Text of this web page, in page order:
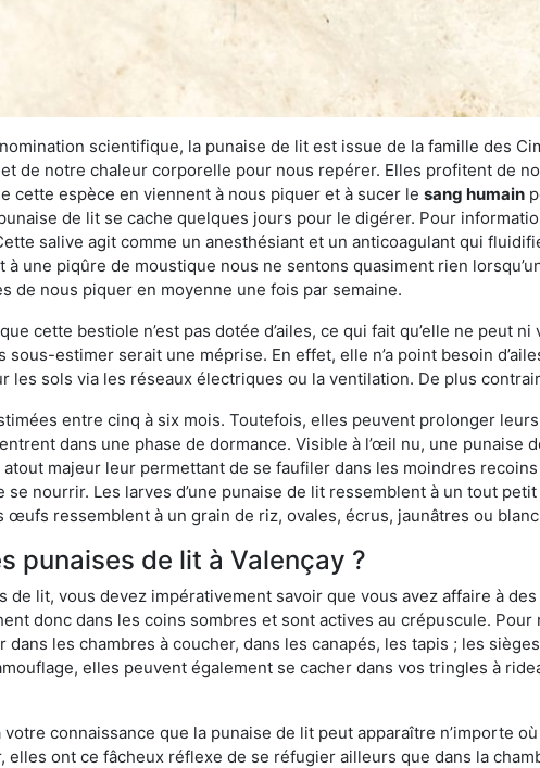
scientifique, la punaise de lit est issue de la famille des
de notre chaleur corporelle pour nous repérer. Elles profitent de
cette espèce en viennent à nous piquer et à sucer le sang humain
de lit se cache quelques jours pour le digérer. Pour
salive agit comme un anesthésiant et un anticoagulant qui
une piqûre de moustique nous ne sentons quasiment rien
de nous piquer en moyenne une fois par semaine.
cette bestiole n’est pas dotée d’ailes, ce qui fait qu’elle ne peut
estimer serait une méprise. En effet, elle n’a point besoin
les sols via les réseaux électriques ou la ventilation. De plus
entre cinq à six mois. Toutefois, elles peuvent prolonger
dans une phase de dormance. Visible à l’œil nu, une
majeur leur permettant de se faufiler dans les moindres
nourrir. Les larves d’une punaise de lit ressemblent à un tout
œufs ressemblent à un grain de riz, ovales, écrus, jaunâtres ou
punaises de lit à Valençay ?
de lit, vous devez impérativement savoir que vous avez affaire à des
donc dans les coins sombres et sont actives au crépuscule.
les chambres à coucher, dans les canapés, les tapis ; les
elles peuvent également se cacher dans vos tringles à
connaissance que la punaise de lit peut apparaître n’importe
ont ce fâcheux réflexe de se réfugier ailleurs que dans la